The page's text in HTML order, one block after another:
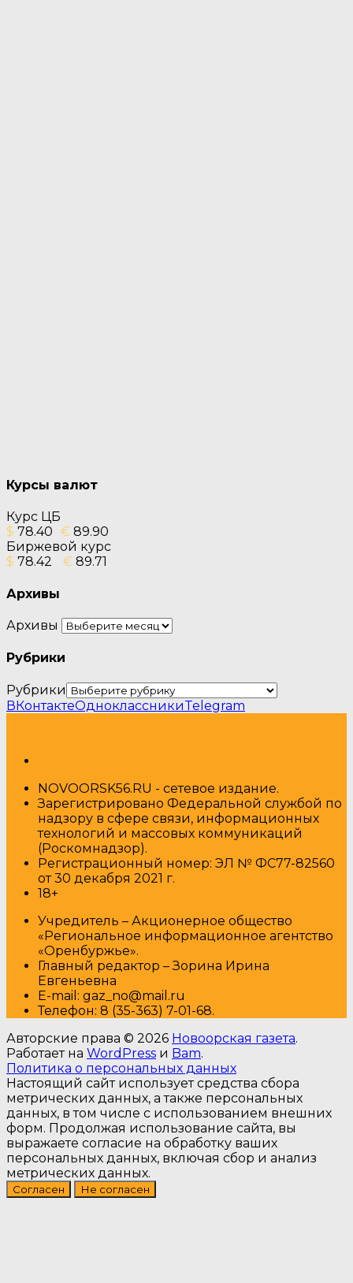
Курсы валют
Курс ЦБ
$ 78.40 € 89.90
Биржевой курс
$ 78.42 € 89.71
Архивы
Архивы
Рубрики
Рубрики
ВКонтактеОдноклассникиTelegram
NOVOORSK56.RU - сетевое издание.
Зарегистрировано Федеральной службой по
надзору в сфере связи, информационных
технологий и массовых коммуникаций
(Роскомнадзор).
Регистрационный номер: ЭЛ № ФС77-82560
от 30 декабря 2021 г.
18+
Учредитель – Акционерное общество
«Региональное информационное агентство
«Оренбуржье».
Главный редактор – Зорина Ирина
Евгеньевна
E-mail: gaz_no@mail.ru
Телефон: 8 (35-363) 7-01-68.
Авторские права © 2026 Новоорская газета.
Работает на WordPress и Bam.
Политика о персональных данных
Настоящий сайт использует средства сбора
метрических данных, а также персональных
данных, в том числе с использованием внешних
форм. Продолжая использование сайта, вы
выражаете согласие на обработку ваших
персональных данных, включая сбор и анализ
метрических данных.
Согласен Не согласен